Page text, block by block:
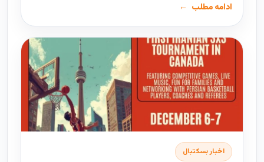
ادامه مطلب
اخبار بسکتبال